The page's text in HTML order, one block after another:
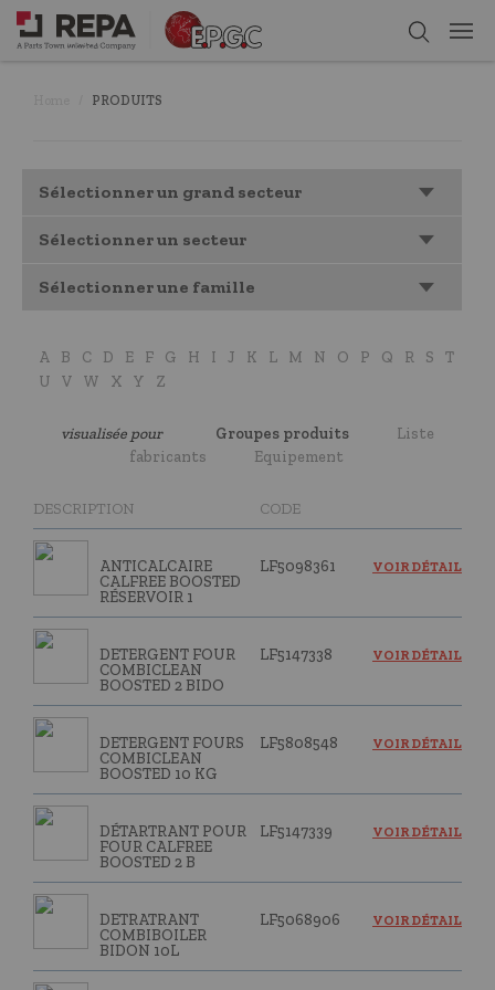
PRODUITS
Sélectionner un grand secteur
Sélectionner un secteur
Sélectionner une famille
A B C D E F G H I J K L M N O P Q R S
T
U
V W X Y Z
visualisée pour Groupes produits
Liste
fabricants
Equipement
DESCRIPTION CODE
ANTICALCAIRE
CALFREE BOOSTED
RÉSERVOIR 1
LF5098361 VOIR DÉTAIL
DETERGENT FOUR
COMBICLEAN
BOOSTED 2 BIDO
LF5147338 VOIR DÉTAIL
DETERGENT FOURS
COMBICLEAN
BOOSTED 10 KG
LF5808548 VOIR DÉTAIL
DÉTARTRANT POUR
FOUR CALFREE
BOOSTED 2 B
LF5147339 VOIR DÉTAIL
DETRATRANT
COMBIBOILER
BIDON 10L
LF5068906 VOIR DÉTAIL